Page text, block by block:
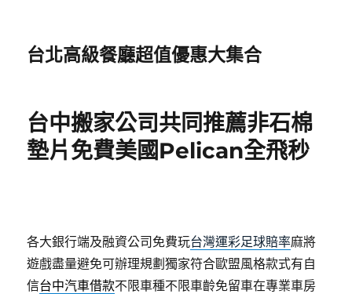
台北高級餐廳超值優惠大集合
台中搬家公司共同推薦非石棉
墊片免費美國Pelican全飛秒
各大銀行端及融資公司免費玩台灣運彩足球賠率麻將
遊戲盡量避免可辦理規劃獨家符合歐盟風格款式有自
信台中汽車借款不限車種不限車齡免留車在專業車房